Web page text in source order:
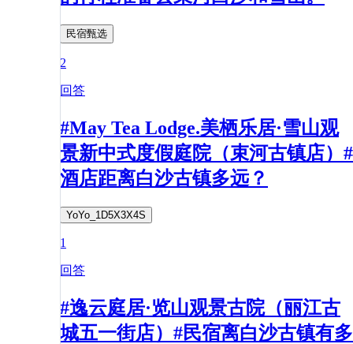
民宿甄选
2
回答
#May Tea Lodge.美栖乐居·雪山观
景新中式度假庭院（束河古镇店）#
酒店距离白沙古镇多远？
YoYo_1D5X3X4S
1
回答
#逸云庭居·览山观景古院（丽江古
城五一街店）#民宿离白沙古镇有多